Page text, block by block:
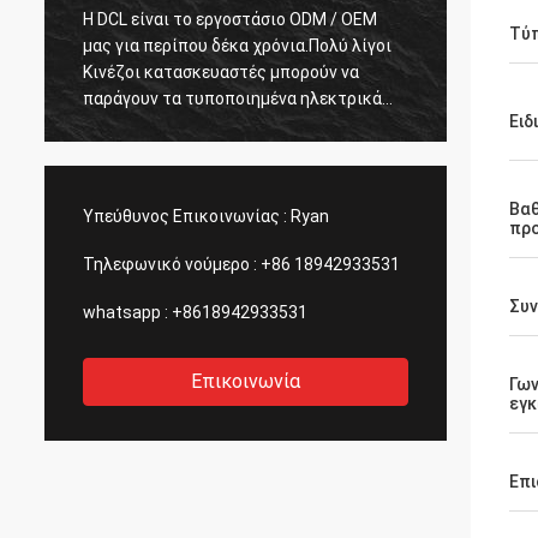
Η DCL είναι το εργοστάσιο ODM / OEM
μας για περίπου δέκα χρόνια.Πολύ λίγοι
Κινέζοι κατασκευαστές μπορούν να
παράγουν τα τυποποιημένα ηλεκτρικά
ενεργοποιητικά των ΗΠΑ με τέτοια καλή
Με 15 χρόνια
είμαστε πολύ
προϊόντα της
είναι πολύ
τους σχέδια και
επίσης
έλεγχο
Υπεύθυνος Επικοινωνίας : Ryan
Τηλεφωνικό νούμερο : +86 18942933531
whatsapp : +8618942933531
Επικοινωνία